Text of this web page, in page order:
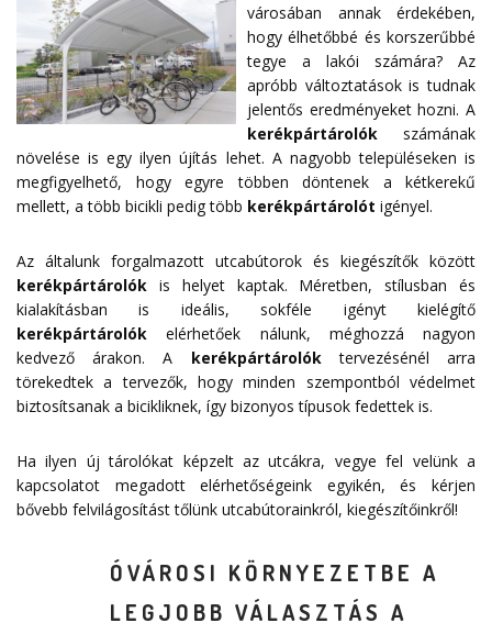
városában annak érdekében,
hogy élhetőbbé és korszerűbbé
tegye a lakói számára? Az
apróbb változtatások is tudnak
jelentős eredményeket hozni. A
kerékpártárolók számának
növelése is egy ilyen újítás lehet. A nagyobb településeken is
megfigyelhető, hogy egyre többen döntenek a kétkerekű
mellett, a több bicikli pedig több kerékpártárolót igényel.
Az általunk forgalmazott utcabútorok és kiegészítők között
kerékpártárolók is helyet kaptak. Méretben, stílusban és
kialakításban is ideális, sokféle igényt kielégítő
kerékpártárolók elérhetőek nálunk, méghozzá nagyon
kedvező árakon. A kerékpártárolóktervezésénél arra
törekedtek a tervezők, hogy minden szempontból védelmet
biztosítsanak a bicikliknek, így bizonyos típusok fedettek is.
Ha ilyen új tárolókat képzelt az utcákra, vegye fel velünk a
kapcsolatot megadottelérhetőségeink egyikén, és kérjen
bővebb felvilágosítást tőlünk utcabútorainkról, kiegészítőinkről!
ÓVÁROSI KÖRNYEZETBE A
LEGJOBB VÁLASZTÁS A